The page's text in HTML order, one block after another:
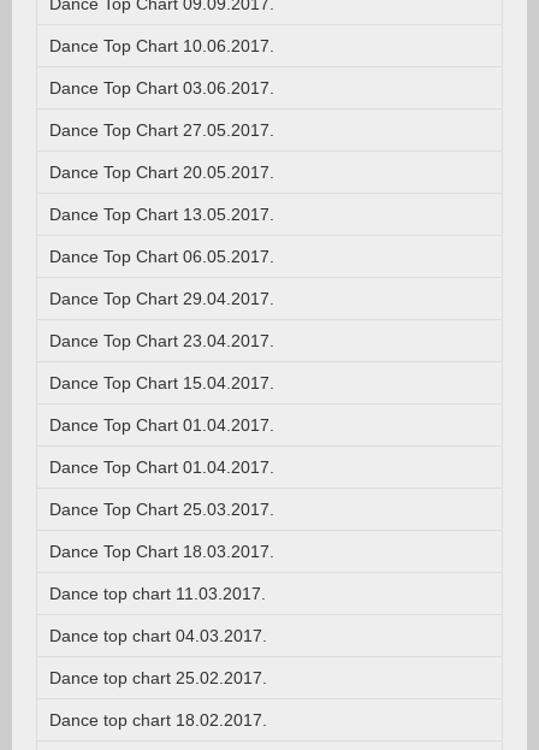
Dance Top Chart 10.06.2017.
Dance Top Chart 03.06.2017.
Dance Top Chart 27.05.2017.
Dance Top Chart 20.05.2017.
Dance Top Chart 13.05.2017.
Dance Top Chart 06.05.2017.
Dance Top Chart 29.04.2017.
Dance Top Chart 23.04.2017.
Dance Top Chart 15.04.2017.
Dance Top Chart 01.04.2017.
Dance Top Chart 01.04.2017.
Dance Top Chart 25.03.2017.
Dance Top Chart 18.03.2017.
Dance top chart 11.03.2017.
Dance top chart 04.03.2017.
Dance top chart 25.02.2017.
Dance top chart 18.02.2017.